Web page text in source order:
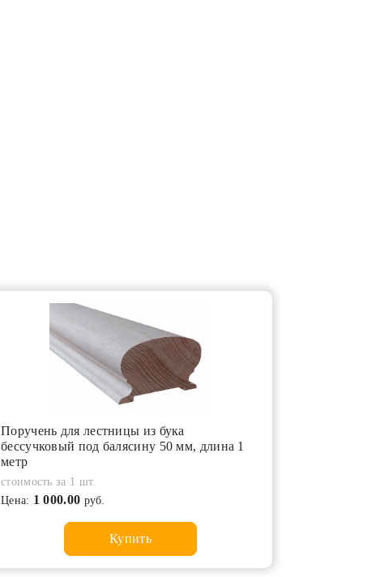
Поручень для лестницы из бука
бессучковый под балясину 50 мм, длина 1
метр
стоимость за 1 шт.
Цена: 1 000.00 руб.
Купить